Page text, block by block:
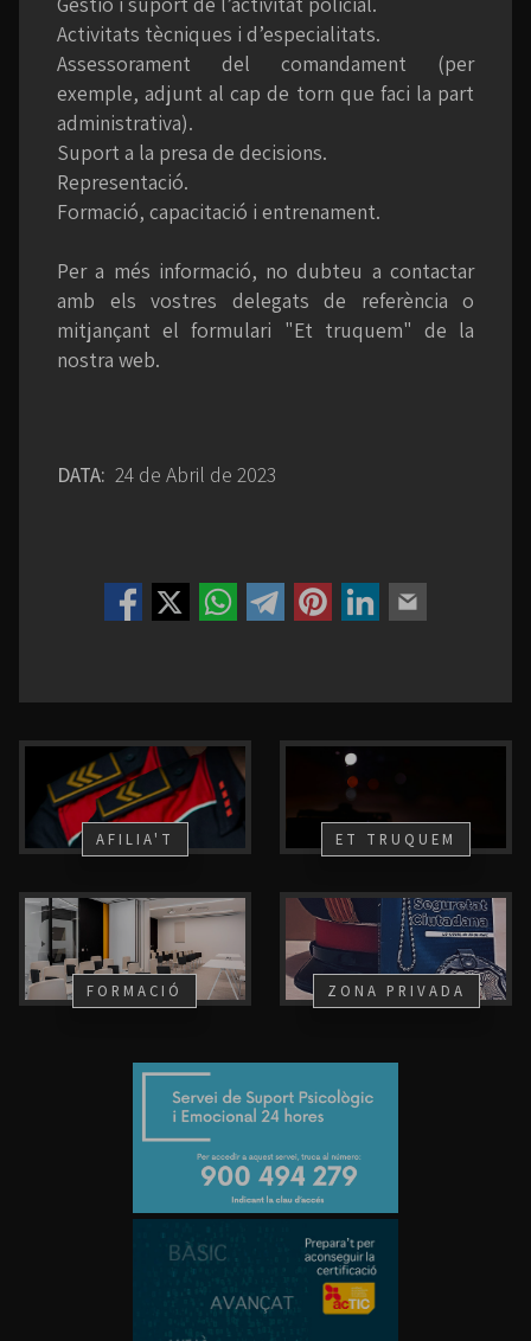
Activitats tècniques i d’especialitats.
Assessorament del comandament (per
exemple, adjunt al cap de torn que faci la part
administrativa).
Suport a la presa de decisions.
Representació.
Formació, capacitació i entrenament.
Per a més informació, no dubteu a contactar
amb els vostres delegats de referència o
mitjançant el formulari "Et truquem" de la
nostra web.
DATA: 24 de Abril de 2023
AFILIA'T ET TRUQUEM
FORMACIÓ ZONA PRIVADA